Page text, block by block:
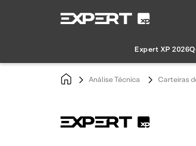
Expert XP 2026
Análise Técnica Carteiras